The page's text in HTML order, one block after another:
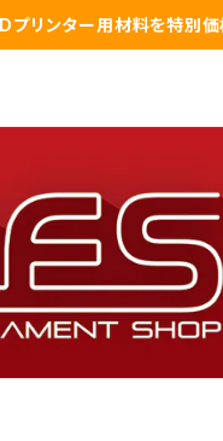
プリンター用材料を特別